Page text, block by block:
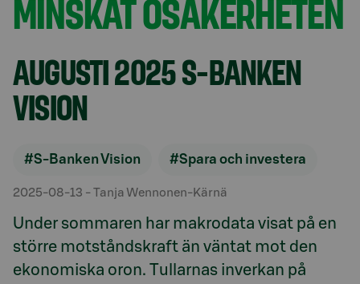
MINSKAT OSÄKERHETEN
AUGUSTI 2025 S-BANKEN
VISION
#S-Banken Vision #Spara och investera
2025-08-13 - Tanja Wennonen-Kärnä
Under sommaren har makrodata visat på en
större motståndskraft än väntat mot den
ekonomiska oron. Tullarnas inverkan på